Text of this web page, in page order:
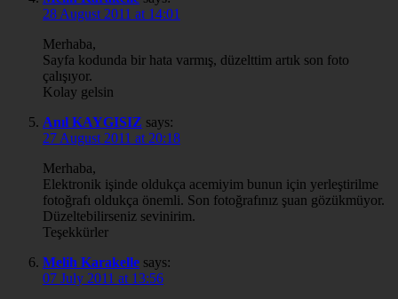
28 August 2011 at 14:01
Merhaba,
Sayfa kodunda bir hata varmış, düzelttim artık son foto
çalışıyor.
Kolay gelsin
Anıl KAYGISIZ says:
27 August 2011 at 20:18
Merhaba,
Elektronik işinde oldukça acemiyim bunun için yerleştirilme
fotoğrafı oldukça önemli. Son fotoğrafınız şuan gözükmüyor.
Düzeltebilirseniz sevinirim.
Teşekkürler
Melih Karakelle says:
07 July 2011 at 13:56